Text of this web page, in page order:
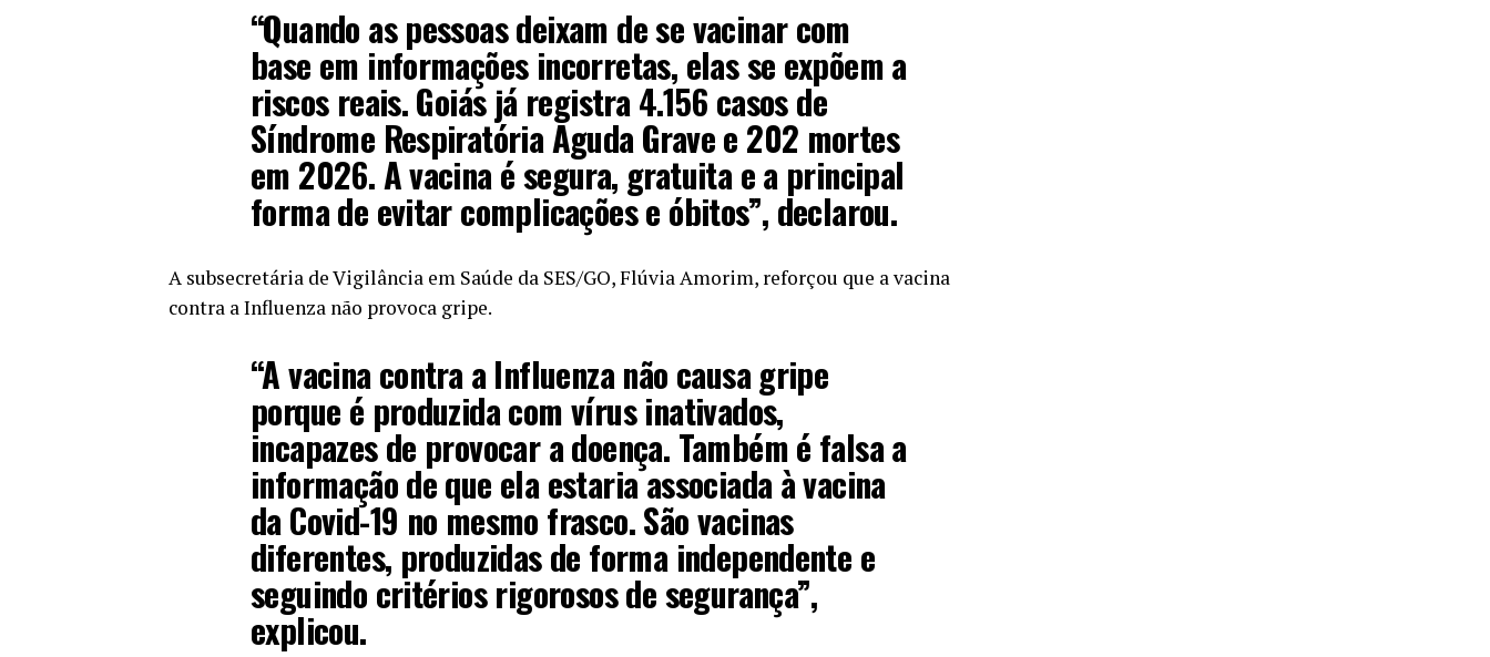
“Quando as pessoas deixam de se vacinar com
base em informações incorretas, elas se expõem a
riscos reais. Goiás já registra 4.156 casos de
Síndrome Respiratória Aguda Grave e 202 mortes
em 2026. A vacina é segura, gratuita e a principal
forma de evitar complicações e óbitos”, declarou.
A subsecretária de Vigilância em Saúde da SES/GO, Flúvia Amorim, reforçou que a vacina
contra a Influenza não provoca gripe.
“A vacina contra a Influenza não causa gripe
porque é produzida com vírus inativados,
incapazes de provocar a doença. Também é falsa a
informação de que ela estaria associada à vacina
da Covid-19 no mesmo frasco. São vacinas
diferentes, produzidas de forma independente e
seguindo critérios rigorosos de segurança”,
explicou.